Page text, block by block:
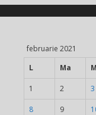
februarie 2021
L
Ma
1 2 3
8 9